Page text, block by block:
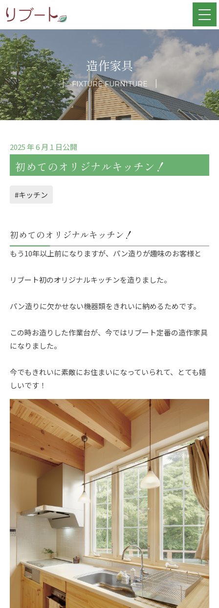
造作家具
FIXTURE FURNITURE
2025 年 6 月 1 日公開
初めてのオリジナルキッチン！
#キッチン
初めてのオリジナルキッチン！
もう10年以上前になりますが、パン造りが趣味のお客様と
リブート初のオリジナルキッチンを造りました。
パン造りに欠かせない機器類をきれいに納めるためです。
この時お造りした作業台が、今ではリブート定番の造作家具
になりました。
今でもきれいに素敵にお住まいになっていられて、とても嬉
しいです！